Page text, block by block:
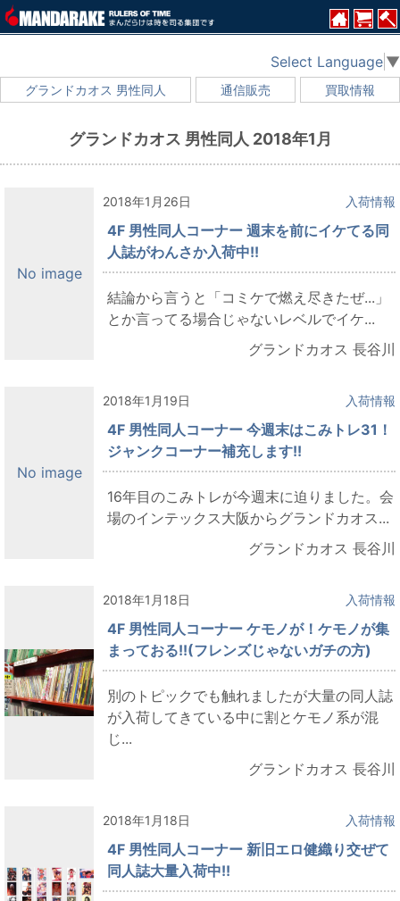
グランドカオス 男性同人 通信販売 買取情報
Select Language ▼
グランドカオス 男性同人 2018年1月
No image
2018年1月26日 入荷情報
4F 男性同人コーナー 週末を前にイケてる同
人誌がわんさか入荷中!!
結論から言うと「コミケで燃え尽きたぜ...」
とか言ってる場合じゃないレベルでイケ...
グランドカオス 長谷川
No image
2018年1月19日 入荷情報
4F 男性同人コーナー 今週末はこみトレ31！
ジャンクコーナー補充します!!
16年目のこみトレが今週末に迫りました。会
場のインテックス大阪からグランドカオス...
グランドカオス 長谷川
2018年1月18日 入荷情報
4F 男性同人コーナー ケモノが！ケモノが集
まっておる!!(フレンズじゃないガチの方)
別のトピックでも触れましたが大量の同人誌
が入荷してきている中に割とケモノ系が混
じ...
グランドカオス 長谷川
2018年1月18日 入荷情報
4F 男性同人コーナー 新旧エロ健織り交ぜて
同人誌大量入荷中!!